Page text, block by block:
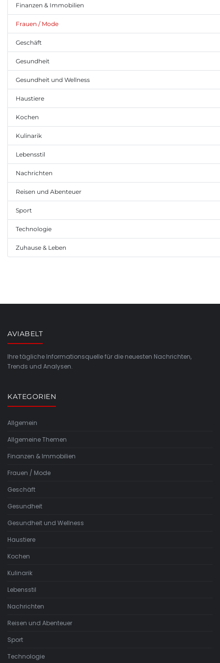
Finanzen & Immobilien
Frauen / Mode
Geschäft
Gesundheit
Gesundheit und Wellness
Haustiere
Kochen
Kulinarik
Lebensstil
Nachrichten
Reisen und Abenteuer
Sport
Technologie
Zuhause & Leben
AVIABELT
Ihre tägliche Informationsquelle für die neuesten Nachrichten,
Trends und Analysen.
KATEGORIEN
Allgemein
Allgemeine Themen
Finanzen & Immobilien
Frauen / Mode
Geschäft
Gesundheit
Gesundheit und Wellness
Haustiere
Kochen
Kulinarik
Lebensstil
Nachrichten
Reisen und Abenteuer
Sport
Technologie